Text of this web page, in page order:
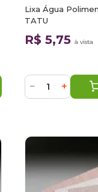
Lixa Água
TATU
R$ 5,75 à vista
− +